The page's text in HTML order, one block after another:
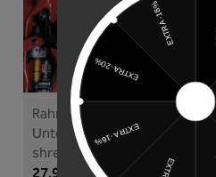
Rahmenschutzfolie S
Unterrohr runes of
shred black - unleazhed